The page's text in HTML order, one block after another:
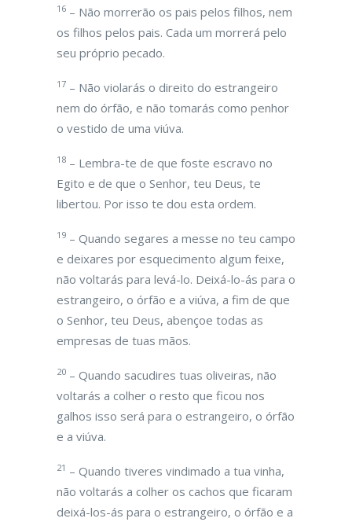
16 – Não morrerão os pais pelos filhos, nem
os filhos pelos pais. Cada um morrerá pelo
seu próprio pecado.
17 – Não violarás o direito do estrangeiro
nem do órfão, e não tomarás como penhor
o vestido de uma viúva.
18 – Lembra-te de que foste escravo no
Egito e de que o Senhor, teu Deus, te
libertou. Por isso te dou esta ordem.
19 – Quando segares a messe no teu campo
e deixares por esquecimento algum feixe,
não voltarás para levá-lo. Deixá-lo-ás para o
estrangeiro, o órfão e a viúva, a fim de que
o Senhor, teu Deus, abençoe todas as
empresas de tuas mãos.
20 – Quando sacudires tuas oliveiras, não
voltarás a colher o resto que ficou nos
galhos isso será para o estrangeiro, o órfão
e a viúva.
21 – Quando tiveres vindimado a tua vinha,
não voltarás a colher os cachos que ficaram
deixá-los-ás para o estrangeiro, o órfão e a